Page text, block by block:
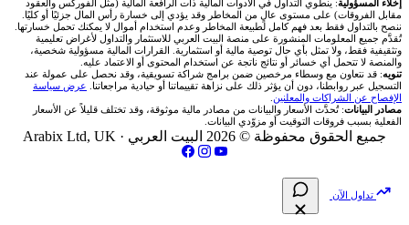
اكس تي بي XTB
انتراكتيف بروكرز IBKR
شركات تداول في الأردن
شركات تداول في العراق
شركات تداول في فلسطين
🇶🇦 بورصة قطر
🇯🇴 بورصة عمّان
🇧🇭 بورصة البحرين
💰 حاسبة ربح الفوركس
📌 حاسبة النقاط المحورية
📏 حاسبة حجم المركز
📈 حاسبة عائد التداول
🥇 أسعار الذهب والمعادن
💱 أسعار العملات والفوركس
💵 سعر الريال السعودي في مصر
📅 المؤشرات الاقتصادية
من نحن
تواصل معنا
فريق المؤلفين
مقالات تعليمية
سياسة تقييم الشركات
إخلاء المسؤولية: ينطوي التداول في الأدوات المالية ذات الرافعة المالية (مثل الفوركس والعقود
مقابل الفروقات) على مستوى عالٍ من المخاطر وقد يؤدي إلى خسارة رأس المال جزئيًا أو كليًا.
ننصح بالتداول فقط بعد فهم كامل لطبيعة المخاطر وعدم استخدام أموال لا يمكنك تحمل خسارتها.
تُقدَّم جميع المعلومات المنشورة على منصة البيت العربي للاستثمار والتداول لأغراض تعليمية
وتثقيفية فقط، ولا تمثل بأي حال توصية مالية أو استثمارية. القرارات المالية مسؤولية شخصية،
والمنصة لا تتحمل أي خسائر أو نتائج ناتجة عن استخدام المحتوى أو الاعتماد عليه.
تنويه: قد نتعاون مع وسطاء مرخصين ضمن برامج شراكة تسويقية، وقد نحصل على عمولة عند
التسجيل عبر روابطنا، دون أن يؤثر ذلك على نزاهة تقييماتنا أو حيادية مراجعاتنا. عرض سياسة
الإفصاح عن الشراكات والمعلنين
مصادر البيانات: تُحدَّث الأسعار والبيانات من مصادر مالية موثوقة، وقد تختلف قليلاً عن الأسعار
الفعلية بسبب فروقات التوقيت أو مزوّدي البيانات.
جميع الحقوق محفوظة © 2026 البيت العربي · Arabix Ltd, UK
تداول الآن